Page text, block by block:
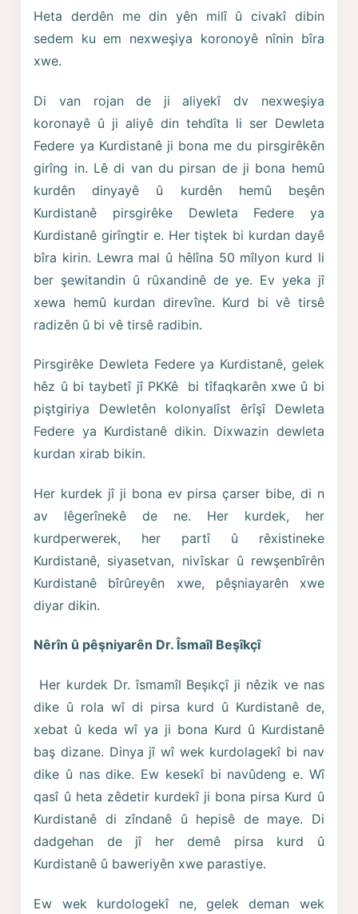
Heta derdên me din yên milî û civakî dibin
sedem ku em nexweşiya koronoyê nînin bîra
xwe.
Di van rojan de ji aliyekî dv nexweşiya
koronayê û ji aliyê din tehdîta li ser Dewleta
Federe ya Kurdistanê ji bona me du pirsgirêkên
girîng in. Lê di van du pirsan de ji bona hemû
kurdên dinyayê û kurdên hemû beşên
Kurdistanê pirsgirêke Dewleta Federe ya
Kurdistanê girîngtir e. Her tiştek bi kurdan dayê
bîra kirin. Lewra mal û hêlîna 50 mîlyon kurd li
ber şewitandin û rûxandinê de ye. Ev yeka jî
xewa hemû kurdan direvîne. Kurd bi vê tirsê
radizên û bi vê tirsê radibin.
Pirsgirêke Dewleta Federe ya Kurdistanê, gelek
hêz û bi taybetî jî PKKê bi tîfaqkarên xwe û bi
piştgiriya Dewletên kolonyalîst êrîşî Dewleta
Federe ya Kurdistanê dikin. Dixwazin dewleta
kurdan xirab bikin.
Her kurdek jî ji bona ev pirsa çarser bibe, di n
av lêgerînekê de ne. Her kurdek, her
kurdperwerek, her partî û rêxistineke
Kurdistanê, siyasetvan, nivîskar û rewşenbîrên
Kurdistanê bîrûreyên xwe, pêşniayarên xwe
diyar dikin.
Nêrîn û pêşniyarên Dr. Îsmaîl Beşîkçî
Her kurdek Dr. îsmamîl Beşıkçî ji nêzik ve nas
dike û rola wî di pirsa kurd û Kurdistanê de,
xebat û keda wî ya ji bona Kurd û Kurdistanê
baş dizane. Dinya jî wî wek kurdolagekî bi nav
dike û nas dike. Ew kesekî bi navûdeng e. Wî
qasî û heta zêdetir kurdekî ji bona pirsa Kurd û
Kurdistanê di zîndanê û hepisê de maye. Di
dadgehan de jî her demê pirsa kurd û
Kurdistanê û baweriyên xwe parastiye.
Ew wek kurdologekî ne, gelek deman wek